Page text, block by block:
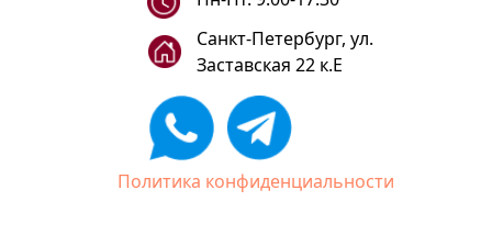
Санкт-Петербург, ул.
Заставская 22 к.Е
Политика конфиденциальности